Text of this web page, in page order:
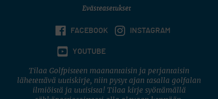
Evästeasetukset
FACEBOOK INSTAGRAM
YOUTUBE
Tilaa Golfpisteen maanantaisin ja perjantaisin
lähetettävä uutiskirje, niin pysyt ajan tasalla golfalan
ilmiöistä ja uutisista! Tilaa kirje syöttämällä